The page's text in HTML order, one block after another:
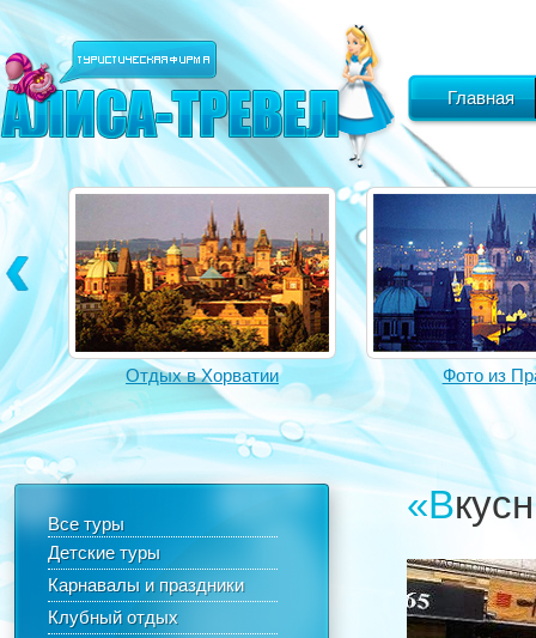
Главная
Отдых в Хорватии Фото из
Все туры
Детские туры
Карнавалы и праздники
Клубный отдых